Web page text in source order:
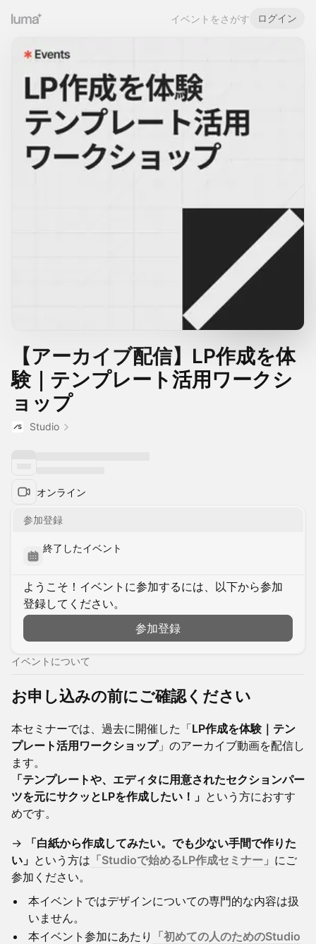
イベントをさがす ログイン
【アーカイブ配信】LP作成を体
験｜テンプレート活用ワークシ
ョップ
Studio
オンライン
参加登録
終了したイベント
ようこそ！イベントに参加するには、以下から参加
登録してください。
参加登録
イベントについて
お申し込みの前にご確認ください
​​本セミナーでは、過去に開催した「LP作成を体験｜テン
プレート活用ワークショップ」のアーカイブ動画を配信し
ます。
「テンプレートや、エディタに用意されたセクションパー
ツを元にサクッとLPを作成したい！」 という方におすす
めです。
→
「白紙から作成してみたい。でも少ない手間で作りた
い」 という方は 「Studioで始めるLP作成セミナー」 にご
参加ください。
​本イベントではデザインについての専門的な内容は扱
いません。
​本イベント参加にあたり
「初めての人のためのStudio